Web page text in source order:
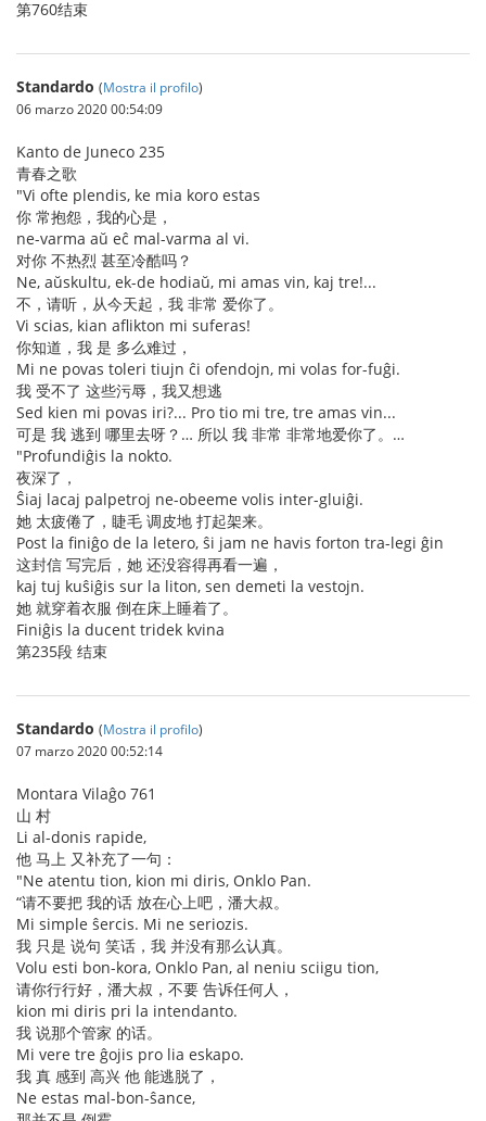
第760结束
Standardo (Mostra il profilo)
06 marzo 2020 00:54:09
Kanto de Juneco 235
青春之歌
"Vi ofte plendis, ke mia koro estas
你 常抱怨，我的心是，
ne-varma aŭ eĉ mal-varma al vi.
对你 不热烈 甚至冷酷吗？
Ne, aŭskultu, ek-de hodiaŭ, mi amas vin, kaj tre!...
不，请听，从今天起，我 非常 爱你了。
Vi scias, kian aflikton mi suferas!
你知道，我 是 多么难过，
Mi ne povas toleri tiujn ĉi ofendojn, mi volas for-fuĝi.
我 受不了 这些污辱，我又想逃
Sed kien mi povas iri?... Pro tio mi tre, tre amas vin...
可是 我 逃到 哪里去呀？… 所以 我 非常 非常地爱你了。…
"Profundiĝis la nokto.
夜深了，
Ŝiaj lacaj palpetroj ne-obeeme volis inter-gluiĝi.
她 太疲倦了，睫毛 调皮地 打起架来。
Post la finiĝo de la letero, ŝi jam ne havis forton tra-legi ĝin
这封信 写完后，她 还没容得再看一遍，
kaj tuj kuŝiĝis sur la liton, sen demeti la vestojn.
她 就穿着衣服 倒在床上睡着了。
Finiĝis la ducent tridek kvina
第235段 结束
Standardo (Mostra il profilo)
07 marzo 2020 00:52:14
Montara Vilaĝo 761
山 村
Li al-donis rapide,
他 马上 又补充了一句：
"Ne atentu tion, kion mi diris, Onklo Pan.
“请不要把 我的话 放在心上吧，潘大叔。
Mi simple ŝercis. Mi ne seriozis.
我 只是 说句 笑话，我 并没有那么认真。
Volu esti bon-kora, Onklo Pan, al neniu sciigu tion,
请你行行好，潘大叔，不要 告诉任何人，
kion mi diris pri la intendanto.
我 说那个管家 的话。
Mi vere tre ĝojis pro lia eskapo.
我 真 感到 高兴 他 能逃脱了，
Ne estas mal-bon-ŝance,